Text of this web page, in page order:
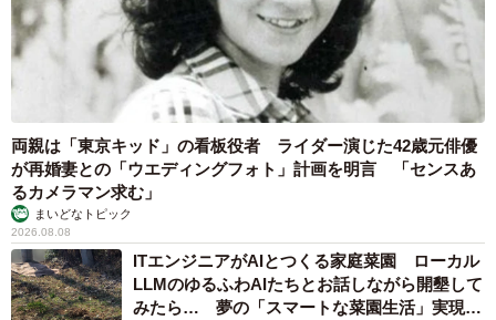
土台になっています。
両親は「東京キッド」の看板役者 ライダー演じた42歳元俳優
が再婚妻との「ウエディングフォト」計画を明言 「センスあ
るカメラマン求む」
まいどなトピック
2026.08.08
ITエンジニアがAIとつくる家庭菜園 ローカル
LLMのゆるふわAIたちとお話しながら開墾して
みたら… 夢の「スマートな菜園生活」実現な